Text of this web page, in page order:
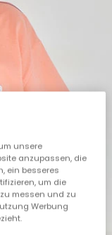
unsere
anzupassen, die
ein besseres
um die
messen und zu
Werbung